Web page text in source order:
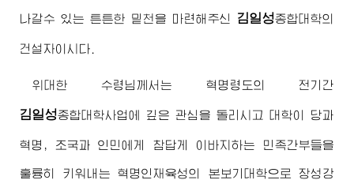
나갈수 있는 튼튼한 밑천을 마련해주신 김일성종합대학의
건설자이시다.
위대한 수령님 께서는 혁명령도의 전기간
김일성종합대학사업에 깊은 관심을 돌리시고 대학이 당과
혁명, 조국과 인민에게 참답게 이바지하는 민족간부들을
훌륭히 키워내는 혁명인재육성의 본보기대학으로 장성강